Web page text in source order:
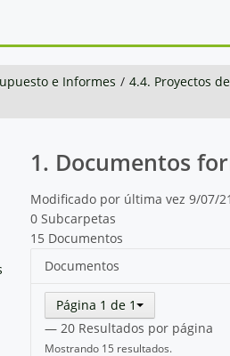
e Informes / 4.4. Proyectos
1. Documentos
Modificado por última vez 9/07/
0 Subcarpetas
15 Documentos
Documentos
Página 1 de 1
— 20 Resultados por página
Mostrando 15 resultados.